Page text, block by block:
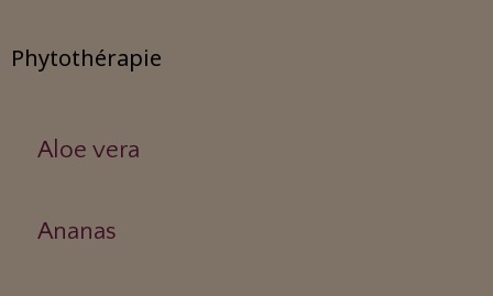
Phytothérapie
Aloe vera
Ananas